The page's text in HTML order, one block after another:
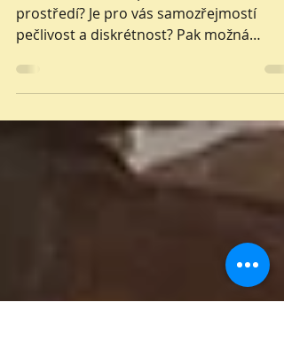
Hledáme kolegyni na
úklid
Máte rádi čistotu, pořádek a klidné
pečlivost a diskrétnost? Pak možná
hledáme právě vás. V Holos Centru
vytváříme bezpečný prostor pro lidi, kteří
procházejí náročnými životními
Klidné, čisté a kultivované prostředí je
naši práci zásadní. Hledáme spolehlivou
pracovnici/pracovníka úklidu, která/ý
pomůže tento prostor udržovat. 🧹 Náplň
práce Pravidelný úklid terapeutického